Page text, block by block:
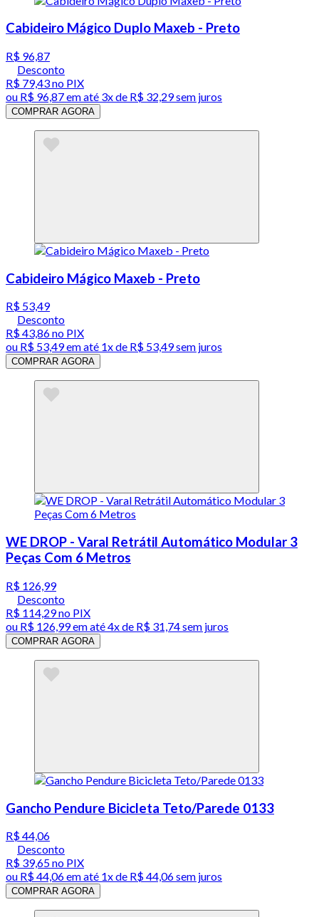
Cabideiro Mágico Duplo Maxeb - Preto
R$ 96,87
Desconto
R$ 79,43no PIX
ou R$ 96,87em até 3x de R$ 32,29 sem juros
COMPRAR AGORA
Cabideiro Mágico Maxeb - Preto
R$ 53,49
Desconto
R$ 43,86no PIX
ou R$ 53,49em até 1x de R$ 53,49sem juros
COMPRAR AGORA
WE DROP - Varal Retrátil Automático Modular 3
Peças Com 6 Metros
R$ 126,99
Desconto
R$ 114,29no PIX
ou R$ 126,99em até4x de R$ 31,74 sem juros
COMPRAR AGORA
Gancho Pendure Bicicleta Teto/Parede 0133
R$ 44,06
Desconto
R$ 39,65no PIX
ou R$ 44,06em até 1x de R$ 44,06sem juros
COMPRAR AGORA